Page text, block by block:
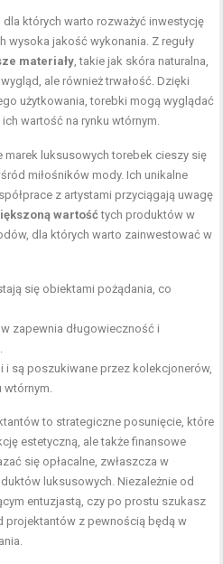
których warto rozważyć inwestycję
wysoka jakość wykonania. Z reguły
materiały, takie jak skóra naturalna,
ale również trwałość. Dzięki
użytkowania, torebki mogą wyglądać
wartość na rynku wtórnym.
marek luksusowych torebek cieszy się
miłośników mody. Ich unikalne
z artystami przyciągają uwagę
wartośćtych produktów w
dla których warto zainwestować w
się obiektami pożądania, co
zapewnia długowieczność i
i są poszukiwane przez kolekcjonerów,
wtórnym.
to strategiczne posunięcie, które
estetyczną, ale także finansowe
się opłacalne, zwłaszcza w
luksusowych. Niezależnie od
entuzjastą, czy po prostu szukasz
z pewnością będą w